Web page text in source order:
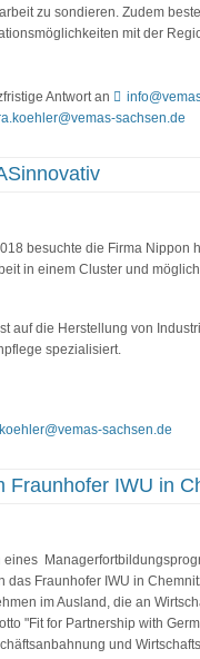
zu sondieren. Zudem
mit der
Antwort an
sachsen.de
besuchte die Firma Nippon
in einem Cluster und
auf die Herstellung von
spezialisiert.
sachsen.de
Fraunhofer IWU in
eines
Fraunhofer IWU in
im Ausland, die an
"Fit for Partnership with
und